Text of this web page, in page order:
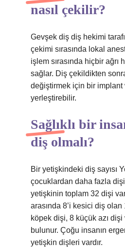
nasıl çekilir?
Gevşek diş diş hekimi
çekimi sırasında lokal
işlem sırasında hiçbir ağrı
sağlar. Diş çekildikten
değiştirmek için bir implant
yerleştirebilir.
Sağlıklı bir
diş olmalı?
Bir yetişkindeki diş sayısı
çocuklardan daha fazla
yetişkinin toplam 32 dişi
arasında 8’i kesici diş olan
köpek dişi, 8 küçük azı
bulunur. Çoğu insanın
yetişkin dişleri vardır.